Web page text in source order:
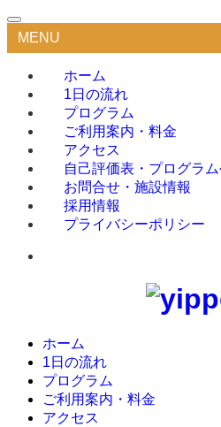
MENU
ホーム
1日の流れ
プログラム
ご利用案内・料金
アクセス
自己評価表・プログラ
お問合せ・施設情報
採用情報
プライバシーポリシー
ホーム
1日の流れ
プログラム
ご利用案内・料金
アクセス